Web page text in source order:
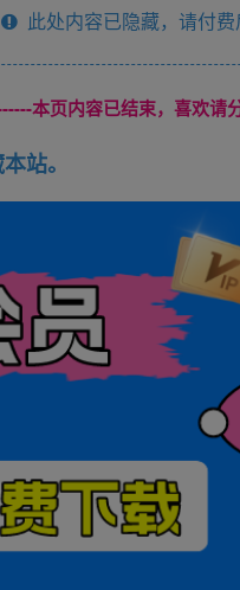
此处内容已隐藏，请付
本页内容已结束，喜欢请
站。